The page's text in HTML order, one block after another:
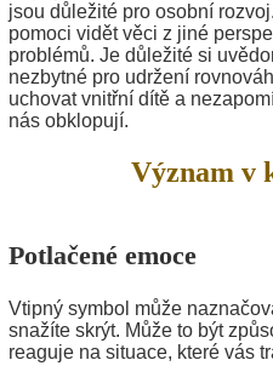
jsou důležité pro osobní
pomoci vidět věci z jiné
problémů. Je důležité si
nezbytné pro udržení
uchovat vnitřní dítě a
nás obklopují.
Význam v
Potlačené emoce
Vtipný symbol může
snažíte skrýt. Může to být
reaguje na situace, které vás